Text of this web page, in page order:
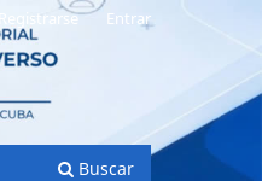
Buscar
Registrarse Entrar